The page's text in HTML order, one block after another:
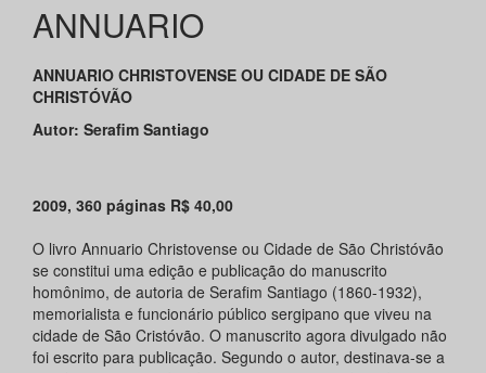
ANNUARIO
ANNUARIO CHRISTOVENSE OU CIDADE DE SÃO
CHRISTÓVÃO
Autor: Serafim Santiago
2009, 360 páginas R$ 40,00
O livro Annuario Christovense ou Cidade de São Christóvão
se constitui uma edição e publicação do manuscrito
homônimo, de autoria de Serafim Santiago (1860-1932),
memorialista e funcionário público sergipano que viveu na
cidade de São Cristóvão. O manuscrito agora divulgado não
foi escrito para publicação. Segundo o autor, destinava-se a